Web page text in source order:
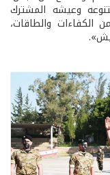
وعيشه المشترك
الكفاءات والطاقات،